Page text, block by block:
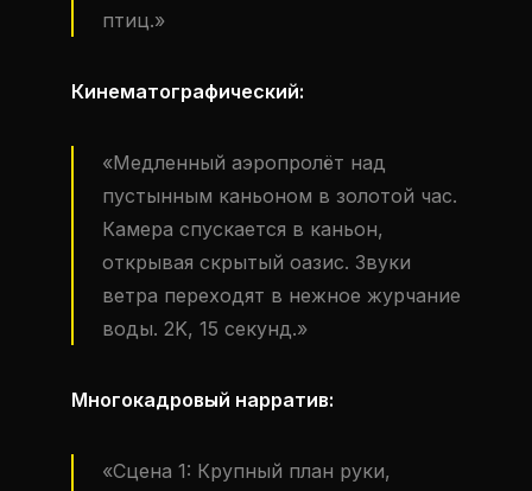
птиц.»
Кинематографический:
«Медленный аэропролёт над
пустынным каньоном в золотой час.
Камера спускается в каньон,
открывая скрытый оазис. Звуки
ветра переходят в нежное журчание
воды. 2K, 15 секунд.»
Многокадровый нарратив:
«Сцена 1: Крупный план руки,